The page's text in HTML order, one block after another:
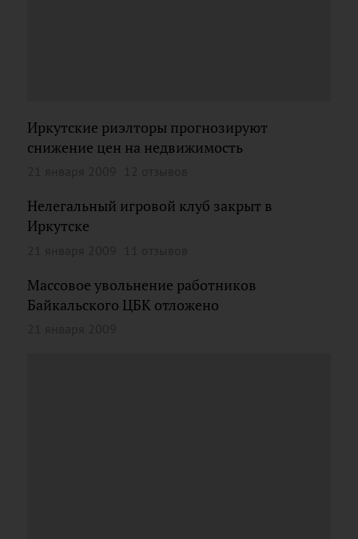
Иркутские риэлторы прогнозируют
снижение цен на недвижимость
Нелегальный игровой клуб закрыт в
Иркутске
Массовое увольнение работников
Байкальского ЦБК отложено